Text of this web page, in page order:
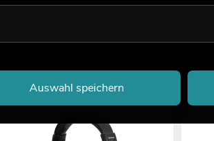
Auswahl speichern